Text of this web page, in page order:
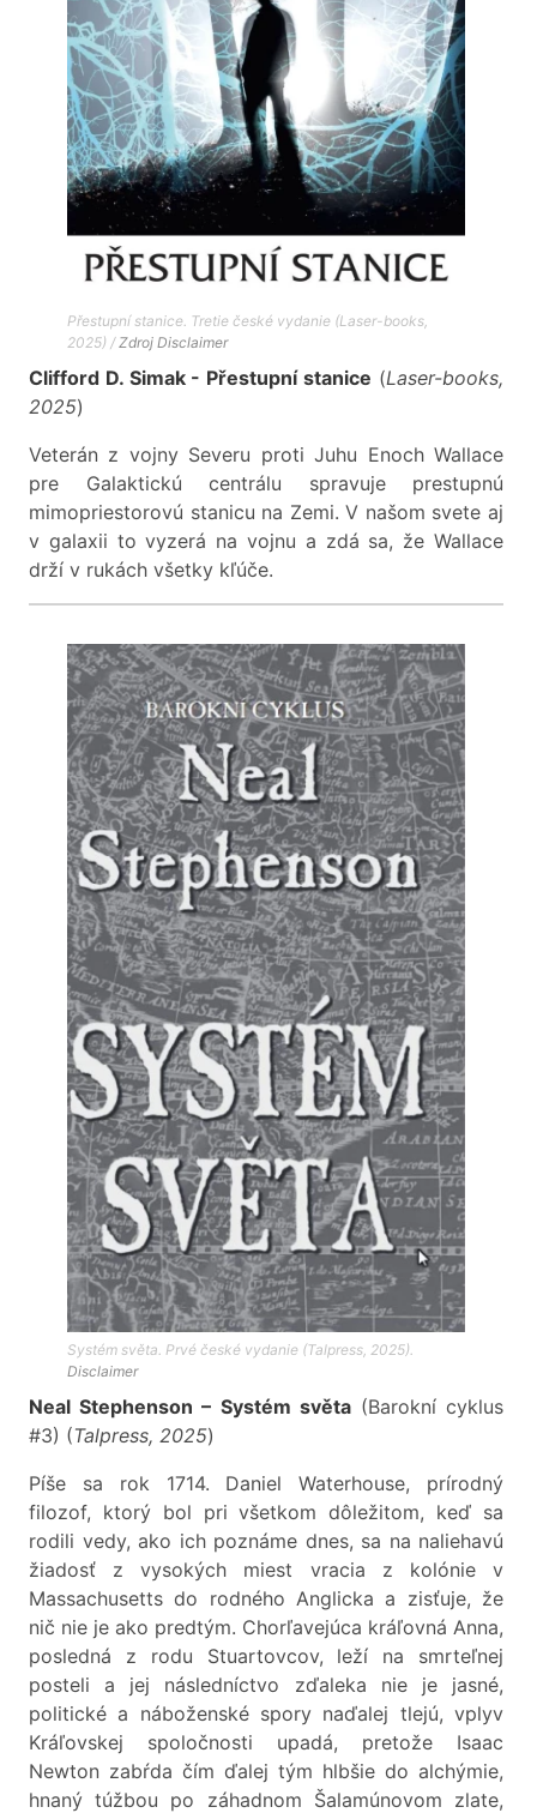
Přestupní stanice. Tretie české vydanie (Laser-books,
2025) / Zdroj Disclaimer
Clifford D. Simak - Přestupní stanice (Laser-books,
2025)
Veterán z vojny Severu proti Juhu Enoch Wallace
pre Galaktickú centrálu spravuje prestupnú
mimopriestorovú stanicu na Zemi. V našom svete aj
v galaxii to vyzerá na vojnu a zdá sa, že Wallace
drží v rukách všetky kľúče.
Systém světa. Prvé české vydanie (Talpress, 2025).
Disclaimer
Neal Stephenson – Systém světa(Barokní cyklus
#3) (Talpress, 2025)
Píše sa rok 1714. Daniel Waterhouse, prírodný
filozof, ktorý bol pri všetkom dôležitom, keď sa
rodili vedy, ako ich poznáme dnes, sa na naliehavú
žiadosť z vysokých miest vracia z kolónie v
Massachusetts do rodného Anglicka a zisťuje, že
nič nie je ako predtým. Chorľavejúca kráľovná Anna,
posledná z rodu Stuartovcov, leží na smrteľnej
posteli a jej následníctvo zďaleka nie je jasné,
politické a náboženské spory naďalej tlejú, vplyv
Kráľovskej spoločnosti upadá, pretože Isaac
Newton zabŕda čím ďalej tým hlbšie do alchýmie,
hnaný túžbou po záhadnom Šalamúnovom zlate,